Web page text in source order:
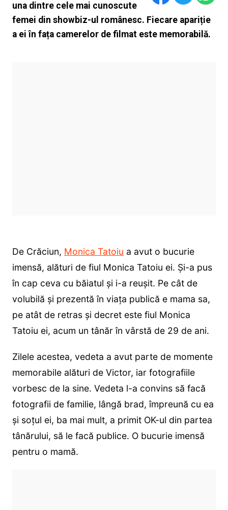
una dintre cele mai cunoscute
femei din showbiz-ul românesc. Fiecare apariție
a ei în fața camerelor de filmat este memorabilă.
De Crăciun, Monica Tatoiu a avut o bucurie
imensă, alături de fiul Monica Tatoiu ei. Și-a pus
în cap ceva cu băiatul și i-a reușit. Pe cât de
volubilă și prezentă în viața publică e mama sa,
pe atât de retras și decret este fiul Monica
Tatoiu ei, acum un tânăr în vârstă de 29 de ani.
Zilele acestea, vedeta a avut parte de momente
memorabile alături de Victor, iar fotografiile
vorbesc de la sine. Vedeta l-a convins să facă
fotografii de familie, lângă brad, împreună cu ea
și soțul ei, ba mai mult, a primit OK-ul din partea
tânărului, să le facă publice. O bucurie imensă
pentru o mamă.